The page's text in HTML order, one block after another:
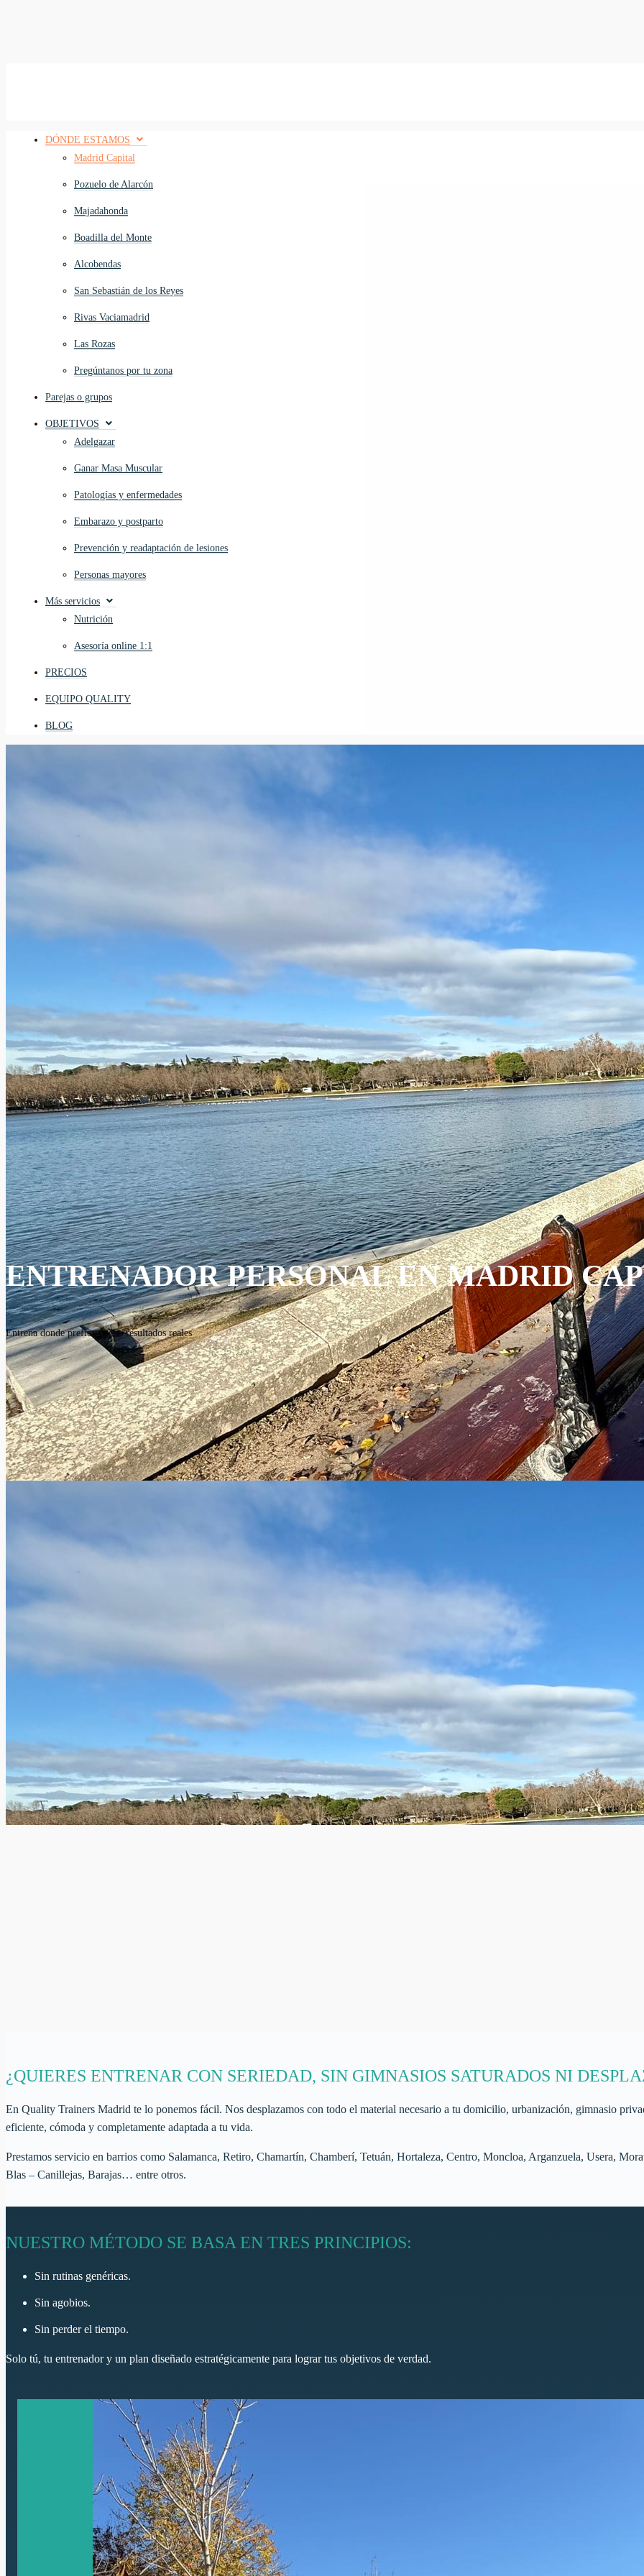
DÓNDE ESTAMOS
Madrid Capital
Pozuelo de Alarcón
Majadahonda
Boadilla del Monte
Alcobendas
San Sebastián de los Reyes
Rivas Vaciamadrid
Las Rozas
Pregúntanos por tu zona
Parejas o grupos
OBJETIVOS
Adelgazar
Ganar Masa Muscular
Patologías y enfermedades
Embarazo y postparto
Prevención y readaptación de lesiones
Personas mayores
Más servicios
Nutrición
Asesoría online 1:1
PRECIOS
EQUIPO QUALITY
BLOG
ENTRENADOR PERSONAL EN MADRID
Entrena donde prefieras, con resultados reales
¿QUIERES ENTRENAR CON SERIEDAD, SIN GIMNASIOS SATURADOS NI
En Quality Trainers Madrid te lo ponemos fácil. Nos desplazamos con todo el material necesario a tu domicilio, urbanización, gimnasio
eficiente, cómoda y completamente adaptada a tu vida.
Prestamos servicio en barrios como Salamanca, Retiro, Chamartín, Chamberí, Tetuán, Hortaleza, Centro, Moncloa, Arganzuela, Usera,
Blas – Canillejas, Barajas… entre otros.
NUESTRO MÉTODO SE BASA EN TRES PRINCIPIOS:
Sin rutinas genéricas.
Sin agobios.
Sin perder el tiempo.
Solo tú, tu entrenador y un plan diseñado estratégicamente para lograr tus objetivos de verdad.